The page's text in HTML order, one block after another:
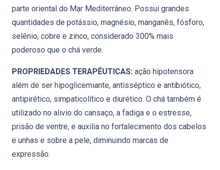
parte oriental do Mar Mediterrâneo. Possui grandes
quantidades de potássio, magnésio, manganês, fósforo,
selênio, cobre e zinco, considerado 300% mais
poderoso que o chá verde.
PROPRIEDADES TERAPÊUTICAS: ação hipotensora
além de ser hipoglicemiante, antisséptico e antibiótico,
antipirético, simpaticolítico e diurético. O chá também é
utilizado no alivio do cansaço, a fadiga e o estresse,
prisão de ventre, e auxilia no fortalecimento dos cabelos
e unhas e sobre a pele, diminuindo marcas de
expressão.